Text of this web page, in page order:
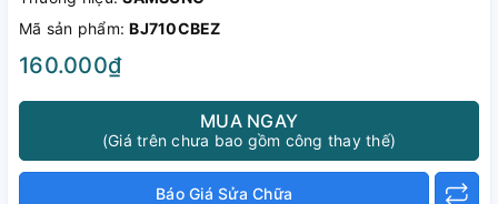
Mã sản phẩm:BJ710CBEZ
160.000₫
MUA NGAY
(Giá trên chưa bao gồm công thay thế)
Báo Giá Sửa Chữa